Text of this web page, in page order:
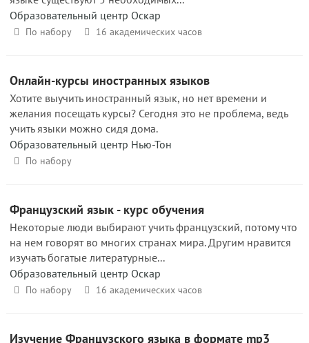
Образовательный центр Оскар
По набору 16 академических часов
Онлайн-курсы иностранных языков
Хотите выучить иностранный язык, но нет времени и
желания посещать курсы? Сегодня это не проблема, ведь
учить языки можно сидя дома.
Образовательный центр Нью-Тон
По набору
Французский язык - курс обучения
Некоторые люди выбирают учить французский, потому что
на нем говорят во многих странах мира. Другим нравится
изучать богатые литературные...
Образовательный центр Оскар
По набору 16 академических часов
Изучение Французского языка в формате mp3